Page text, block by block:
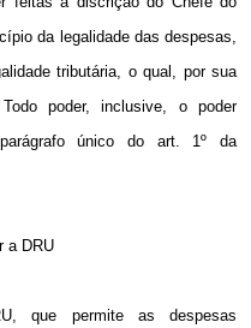
da legalidade das despesas,
tributária, o qual, por sua
poder, inclusive, o poder
único do art. 1º da
a DRU
que permite as despesas